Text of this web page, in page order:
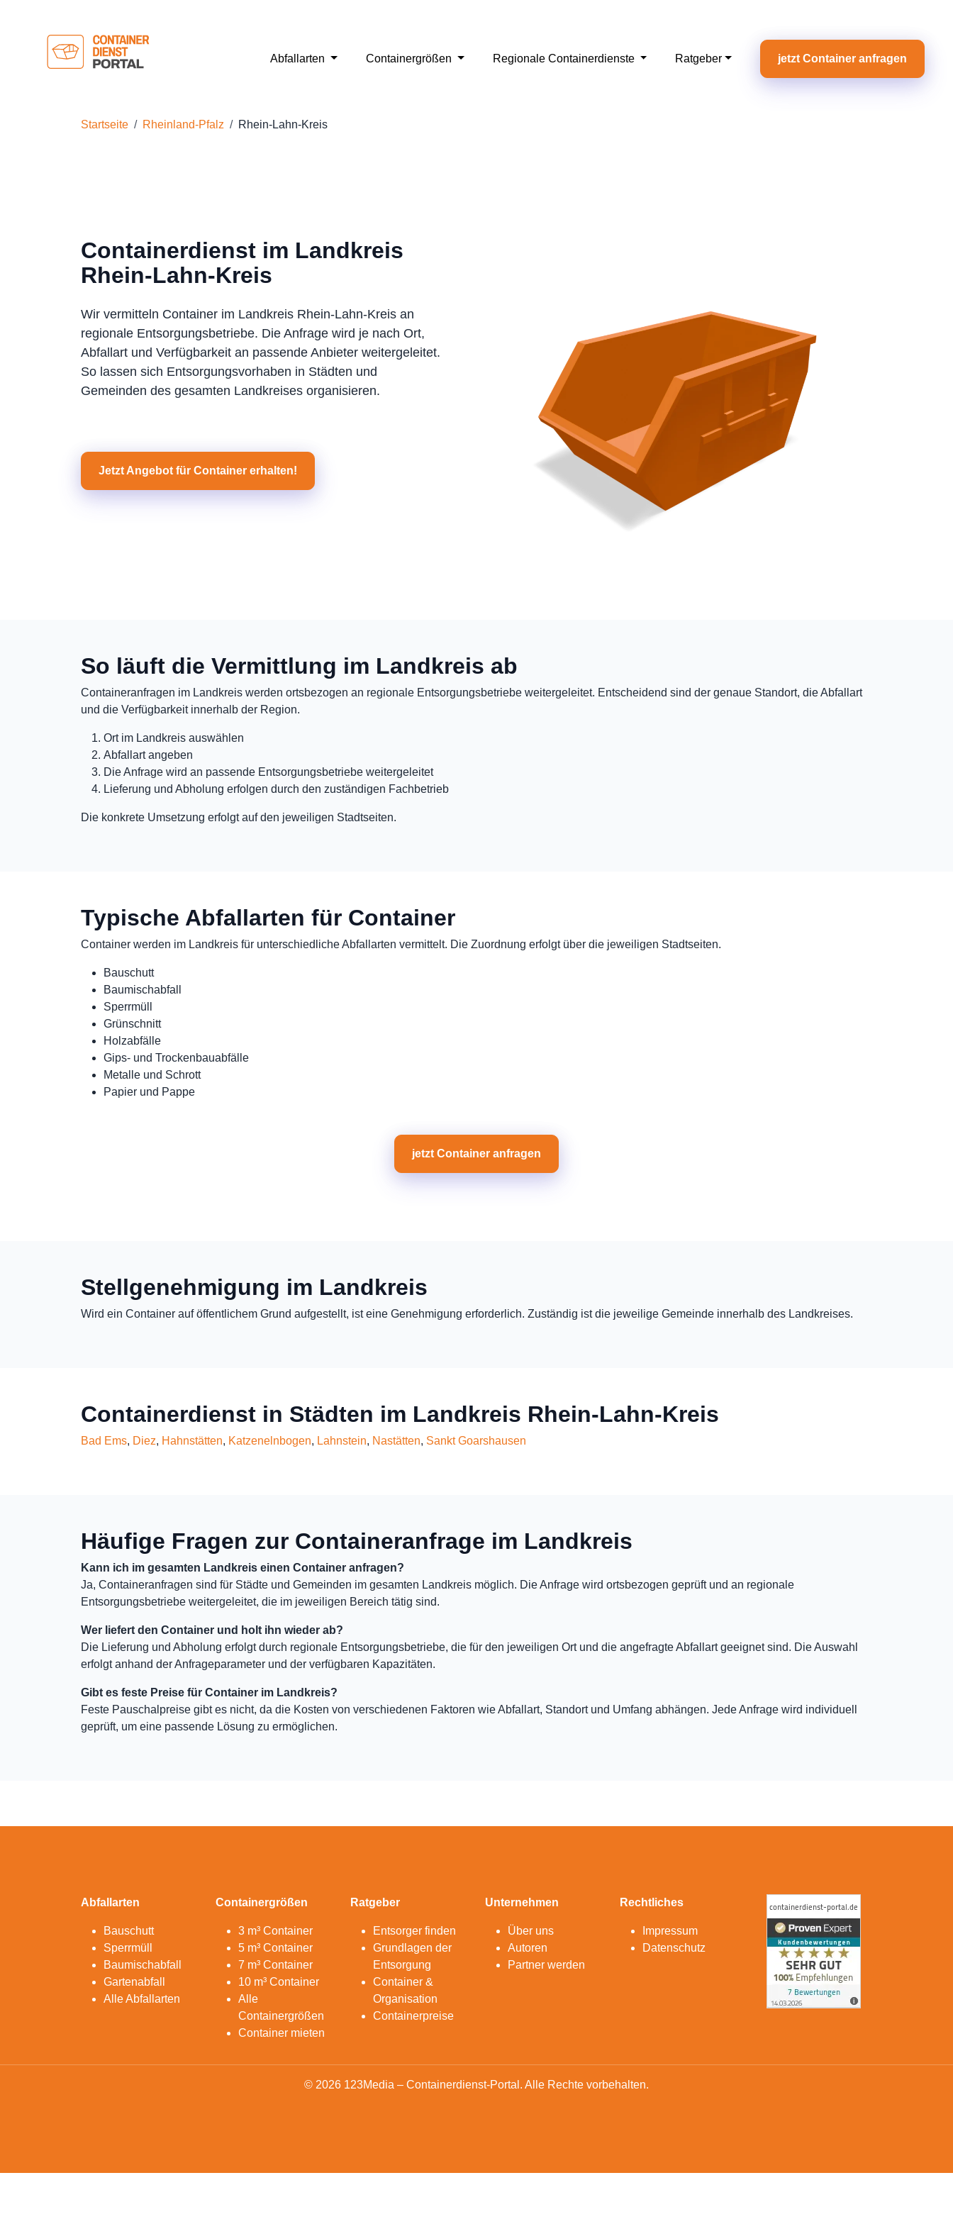
Abfallarten Containergrößen Regionale Containerdienste Ratgeber jetzt Container anfragen
Startseite Rheinland-Pfalz Rhein-Lahn-Kreis
Containerdienst im Landkreis
Rhein-Lahn-Kreis
Wir vermitteln Container im Landkreis Rhein-Lahn-Kreis an
regionale Entsorgungsbetriebe. Die Anfrage wird je nach Ort,
Abfallart und Verfügbarkeit an passende Anbieter weitergeleitet.
So lassen sich Entsorgungsvorhaben in Städten und
Gemeinden des gesamten Landkreises organisieren.
Jetzt Angebot für Container erhalten!
So läuft die Vermittlung im Landkreis ab
Containeranfragen im Landkreis werden ortsbezogen an regionale Entsorgungsbetriebe weitergeleitet. Entscheidend sind der genaue Standort, die Abfallart
und die Verfügbarkeit innerhalb der Region.
Ort im Landkreis auswählen
Abfallart angeben
Die Anfrage wird an passende Entsorgungsbetriebe weitergeleitet
Lieferung und Abholung erfolgen durch den zuständigen Fachbetrieb
Die konkrete Umsetzung erfolgt auf den jeweiligen Stadtseiten.
Typische Abfallarten für Container
Container werden im Landkreis für unterschiedliche Abfallarten vermittelt. Die Zuordnung erfolgt über die jeweiligen Stadtseiten.
Bauschutt
Baumischabfall
Sperrmüll
Grünschnitt
Holzabfälle
Gips- und Trockenbauabfälle
Metalle und Schrott
Papier und Pappe
jetzt Container anfragen
Stellgenehmigung im Landkreis
Wird ein Container auf öffentlichem Grund aufgestellt, ist eine Genehmigung erforderlich. Zuständig ist die jeweilige Gemeinde innerhalb des Landkreises.
Containerdienst in Städten im Landkreis Rhein-Lahn-Kreis
Bad Ems, Diez, Hahnstätten, Katzenelnbogen, Lahnstein, Nastätten, Sankt Goarshausen
Häufige Fragen zur Containeranfrage im Landkreis
Kann ich im gesamten Landkreis einen Container anfragen?
Ja, Containeranfragen sind für Städte und Gemeinden im gesamten Landkreis möglich. Die Anfrage wird ortsbezogen geprüft und an regionale
Entsorgungsbetriebe weitergeleitet, die im jeweiligen Bereich tätig sind.
Wer liefert den Container und holt ihn wieder ab?
Die Lieferung und Abholung erfolgt durch regionale Entsorgungsbetriebe, die für den jeweiligen Ort und die angefragte Abfallart geeignet sind. Die Auswahl
erfolgt anhand der Anfrageparameter und der verfügbaren Kapazitäten.
Gibt es feste Preise für Container im Landkreis?
Feste Pauschalpreise gibt es nicht, da die Kosten von verschiedenen Faktoren wie Abfallart, Standort und Umfang abhängen. Jede Anfrage wird individuell
geprüft, um eine passende Lösung zu ermöglichen.
Abfallarten
Bauschutt
Sperrmüll
Baumischabfall
Gartenabfall
Alle Abfallarten
Containergrößen
3 m³ Container
5 m³ Container
7 m³ Container
10 m³ Container
Alle
Containergrößen
Container mieten
Ratgeber
Entsorger finden
Grundlagen der
Entsorgung
Container &
Organisation
Containerpreise
Unternehmen
Über uns
Autoren
Partner werden
Rechtliches
Impressum
Datenschutz
© 2026 123Media – Containerdienst-Portal. Alle Rechte vorbehalten.